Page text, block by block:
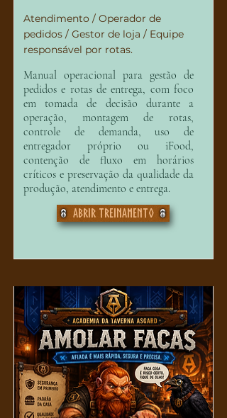
Atendimento / Operador de
pedidos / Gestor de loja / Equipe
responsável por rotas.
Manual operacional para gestão de
pedidos e rotas de entrega, com foco
em tomada de decisão durante a
operação, montagem de rotas,
controle de demanda, uso de
entregador próprio ou iFood,
contenção de fluxo em horários
críticos e preservação da qualidade da
produção, atendimento e entrega.
Abrir treinamento